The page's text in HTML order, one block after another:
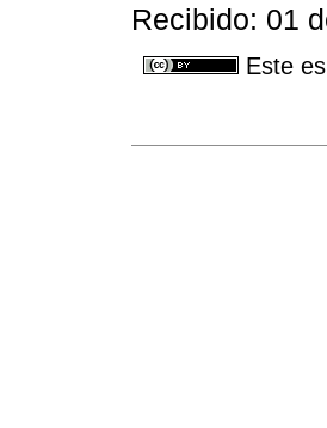
Recibido: 01
Este